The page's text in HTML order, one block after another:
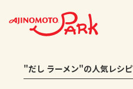
"だし ラーメン"の人気レシピ